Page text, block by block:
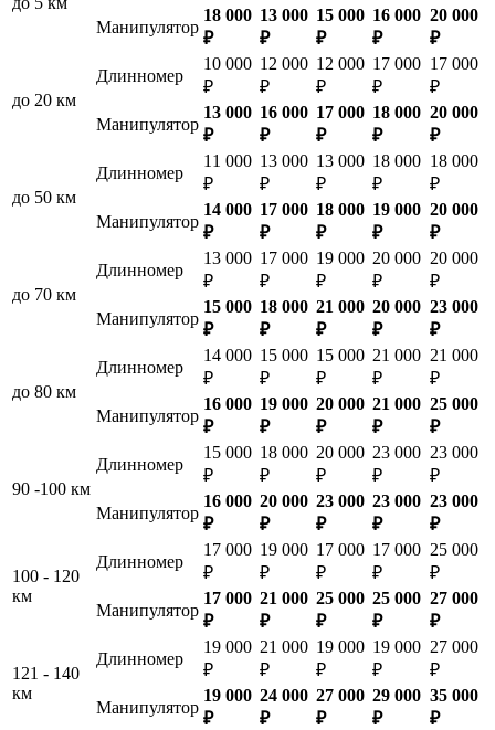
Манипулятор
18 000
₽
13 000
₽
15 000
₽
16 000
₽
20 000
₽
до 20 км
Длинномер
10 000
₽
12 000
₽
12 000
₽
17 000
₽
17 000
₽
Манипулятор
13 000
₽
16 000
₽
17 000
₽
18 000
₽
20 000
₽
до 50 км
Длинномер
11 000
₽
13 000
₽
13 000
₽
18 000
₽
18 000
₽
Манипулятор
14 000
₽
17 000
₽
18 000
₽
19 000
₽
20 000
₽
до 70 км
Длинномер
13 000
₽
17 000
₽
19 000
₽
20 000
₽
20 000
₽
Манипулятор
15 000
₽
18 000
₽
21 000
₽
20 000
₽
23 000
₽
до 80 км
Длинномер
14 000
₽
15 000
₽
15 000
₽
21 000
₽
21 000
₽
Манипулятор
16 000
₽
19 000
₽
20 000
₽
21 000
₽
25 000
₽
90 -100 км
Длинномер
15 000
₽
18 000
₽
20 000
₽
23 000
₽
23 000
₽
Манипулятор
16 000
₽
20 000
₽
23 000
₽
23 000
₽
23 000
₽
100 - 120
км
Длинномер
17 000
₽
19 000
₽
17 000
₽
17 000
₽
25 000
₽
Манипулятор
17 000
₽
21 000
₽
25 000
₽
25 000
₽
27 000
₽
121 - 140
км
Длинномер
19 000
₽
21 000
₽
19 000
₽
19 000
₽
27 000
₽
Манипулятор
19 000
₽
24 000
₽
27 000
₽
29 000
₽
35 000
₽